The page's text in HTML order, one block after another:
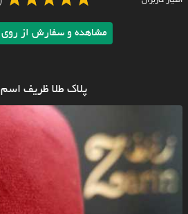
مشاهده و سفارش از روی
پلاک طلا ظریف اسم